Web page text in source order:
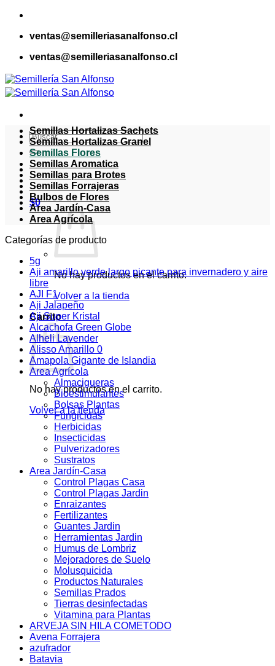
Saltar
contenidoventas@semilleriasanalfonso.cl
ventas@semilleriasanalfonso.cl
Buscar
por:
$0
No hay productos en el carrito.
Volver a la tienda
Carrito
No hay productos en el carrito.
Volver a la tienda
Semillas Hortalizas Sachets
Semillas Hortalizas Granel
Semillas Flores
Semillas Aromatica
Semillas para Brotes
Semillas Forrajeras
Bulbos de Flores
Area Jardín-Casa
Area Agrícola
Categorías de producto
5g
Aji amarillo verde largo picante para invernadero y aire
libre
AJI F1
Aji Jalapeño
Aji Super Kristal
Alcachofa Green Globe
Alheli Lavender
Alisso Amarillo 0
Amapola Gigante de Islandia
Area Agrícola
Almacigueras
Bioestimulantes
Bolsas Plantas
Fungicidas
Herbicidas
Insecticidas
Pulverizadores
Sustratos
Area Jardín-Casa
Control Plagas Casa
Control Plagas Jardin
Enraizantes
Fertilizantes
Guantes Jardin
Herramientas Jardin
Humus de Lombriz
Mejoradores de Suelo
Molusquicida
Productos Naturales
Semillas Prados
Tierras desinfectadas
Vitamina para Plantas
ARVEJA SIN HILA COMETODO
Avena Forrajera
azufrador
Batavia